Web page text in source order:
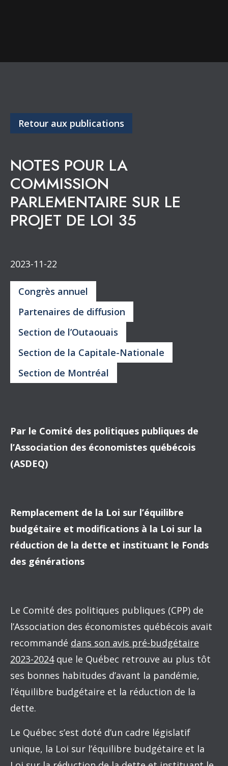
Retour aux publications
NOTES POUR LA
COMMISSION
PARLEMENTAIRE SUR LE
PROJET DE LOI 35
2023-11-22
Congrès annuel
Partenaires de diffusion
Section de l’Outaouais
Section de la Capitale-Nationale
Section de Montréal
Par le Comité des politiques publiques de
l’Association des économistes québécois
(ASDEQ)
Remplacement de la Loi sur l’équilibre
budgétaire et modifications à la Loi sur la
réduction de la dette et instituant le Fonds
des générations
Le Comité des politiques publiques (CPP) de
l’Association des économistes québécois avait
recommandé dans son avis pré-budgétaire
2023-2024que le Québec retrouve au plus tôt
ses bonnes habitudes d’avant la pandémie,
l’équilibre budgétaire et la réduction de la
dette.
Le Québec s’est doté d’un cadre législatif
unique, la Loi sur l’équilibre budgétaire et la